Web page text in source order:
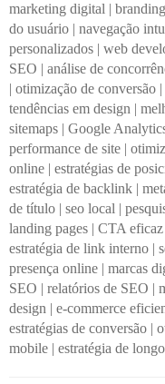
marketing digital |
do usuário | navegação
personalizados | web
SEO | análise de
| otimização de conversão |
tendências em design |
sitemaps | Google
performance de site |
online | estratégias de
estratégia de backlink |
de título | seo local |
landing pages | CTA eficaz
estratégia de link interno |
presença online | marcas
SEO | relatórios de SEO |
design | e-commerce
estratégias de conversão |
mobile | estratégia de